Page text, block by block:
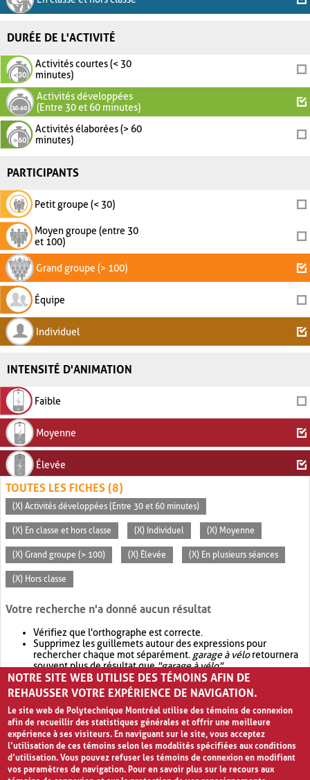
DURÉE DE L'ACTIVITÉ
Activités courtes (< 30
minutes)
Activités développées
(Entre 30 et 60 minutes)
Activités élaborées (> 60
minutes)
PARTICIPANTS
Petit groupe (< 30)
Moyen groupe (entre 30
et 100)
Grand groupe (> 100)
Équipe
Individuel
INTENSITÉ D'ANIMATION
Faible
Moyenne
Élevée
TOUTES LES FICHES (8)
(X) Activités développées (Entre 30 et 60 minutes)
(X) En classe et hors classe (X) Individuel (X) Moyenne
(X) Grand groupe (> 100) (X) Élevée (X) En plusieurs séances
(X) Hors classe
Votre recherche n'a donné aucun résultat
Vérifiez que l'orthographe est correcte.
Supprimez les guillemets autour des expressions pour
rechercher chaque mot séparément. garage à véloretournera
souvent plus de résultat que"garage à vélo".
Envisagez d'élargir votre recherche avec OR.garage OR vélo
retournera souvent plus de résultat quegarage à vélo
NOTRE SITE WEB UTILISE DES TÉMOINS AFIN DE
REHAUSSER VOTRE EXPÉRIENCE DE NAVIGATION.
Le site web de Polytechnique Montréal utilise des témoins de connexion
afin de recueillir des statistiques générales et offrir une meilleure
expérience à ses visiteurs. En naviguant sur le site, vous acceptez
l’utilisation de ces témoins selon les modalités spécifiées aux conditions
d’utilisation. Vous pouvez refuser les témoins de connexion en modifiant
vos paramètres de navigation. Pour en savoir plus sur le recours aux